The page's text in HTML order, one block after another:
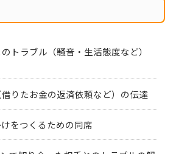
トラブル（騒音・生活態度など）
りたお金の返済依頼など）の伝達
をつくるための同席